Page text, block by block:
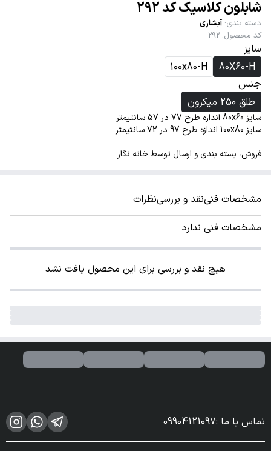
شابلون کلاسیک کد 292
دسته بندی: آبشاری
کد محصول:
292
سایز
80X60-H
100x80-H
جنس
طلق 250 میکرون
سایز 80x60 اندازه طرح 77 در 57 سانتیمتر
سایز 100x80 اندازه طرح 97 در 72 سانتیمتر
فروش، بسته بندی و ارسال توسط خانه نگار
مشخصات فنینقد و بررسینظرات
مشخصات فنی ندارد
هیچ نقد و بررسی برای این محصول یافت نشد
تماس با ما :
09904121097